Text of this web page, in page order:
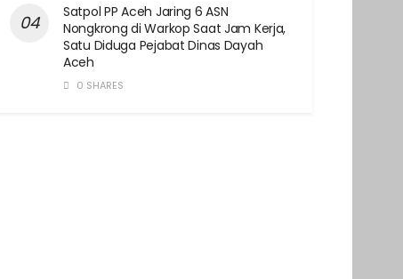
Satpol PP Aceh Jaring 6 ASN
Nongkrong di Warkop Saat Jam Kerja,
Satu Diduga Pejabat Dinas Dayah
Aceh
0 SHARES